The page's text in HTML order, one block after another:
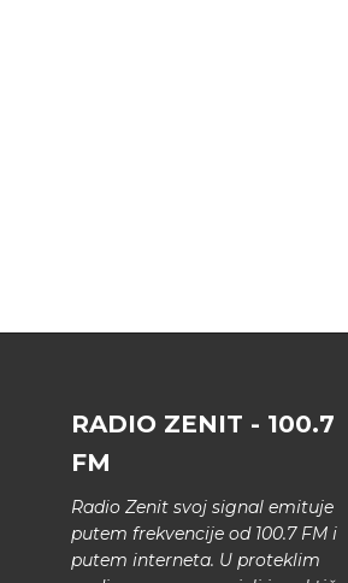
RADIO ZENIT - 100.7
FM
Radio Zenit svoj signal emituje
putem frekvencije od 100.7 FM i
putem interneta. U proteklim